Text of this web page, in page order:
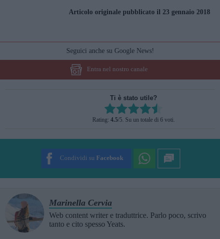
Articolo originale pubblicato il 23 gennaio 2018
Seguici anche su Google News!
Entra nel nostro canale
Ti è stato utile?
Rate this item:
SUBMIT RATING
Rating: 4.5/5. Su un totale di 6 voti.
Condividi su Facebook
Marinella Cervia
Web content writer e traduttrice. Parlo poco, scrivo
tanto e cito spesso Yeats.